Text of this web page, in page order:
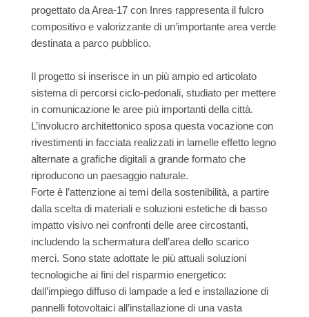
progettato da Area-17 con Inres rappresenta il fulcro
compositivo e valorizzante di un’importante area verde
destinata a parco pubblico.
Il progetto si inserisce in un più ampio ed articolato
sistema di percorsi ciclo-pedonali, studiato per mettere
in comunicazione le aree più importanti della città.
L’involucro architettonico sposa questa vocazione con
rivestimenti in facciata realizzati in lamelle effetto legno
alternate a grafiche digitali a grande formato che
riproducono un paesaggio naturale.
Forte è l’attenzione ai temi della sostenibilità, a partire
dalla scelta di materiali e soluzioni estetiche di basso
impatto visivo nei confronti delle aree circostanti,
includendo la schermatura dell’area dello scarico
merci. Sono state adottate le più attuali soluzioni
tecnologiche ai fini del risparmio energetico:
dall’impiego diffuso di lampade a led e installazione di
pannelli fotovoltaici all’installazione di una vasta